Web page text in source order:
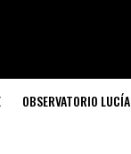
OBSERVATORIO